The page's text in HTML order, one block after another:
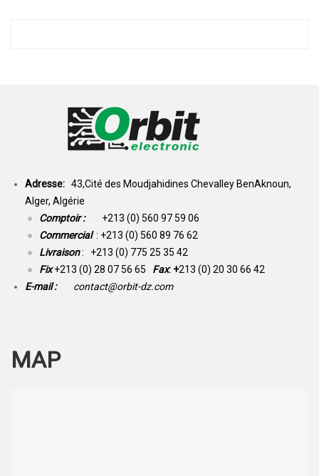
Adresse: 43,Cité des Moudjahidines Chevalley BenAknoun,
Alger, Algérie
Comptoir : +213 (0) 560 97 59 06
Commercial : +213 (0) 560 89 76 62
Livraison: +213 (0) 775 25 35 42
Fix +213 (0) 28 07 56 65 Fax: +213 (0) 20 30 66 42
E-mail :
contact@orbit-dz.com
MAP